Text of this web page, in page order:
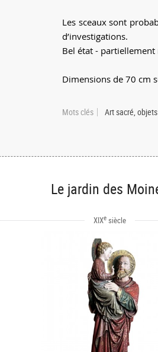
Les sceaux sont
d’investigations.
Bel état - partiellement
Dimensions de 70 cm
Mots clés Art sacré,
Le jardin des
XIXesiècle